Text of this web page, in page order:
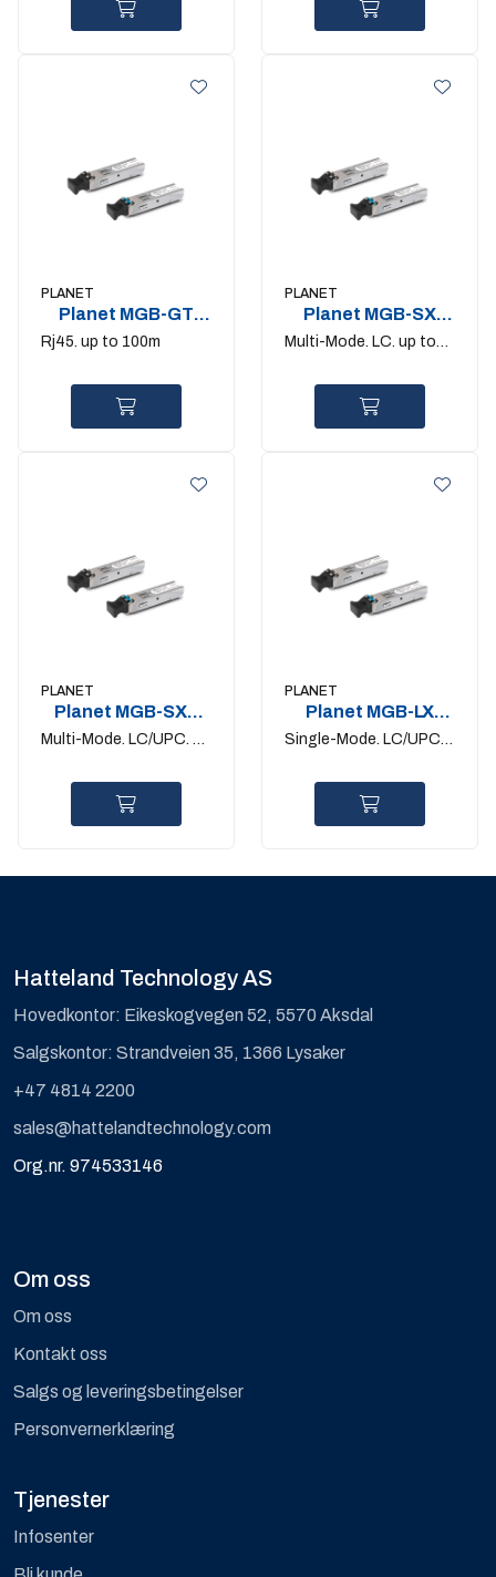
PLANET
Planet MGB-GT
1Gigabit SFP
Rj45. up to 100m
PLANET
Planet MGB-SX
1Gigabit SFP
Multi-Mode. LC. up to
PLANET
Planet MGB-SX2
1Gigabit SFP
Multi-Mode. LC/UPC. up
PLANET
Planet MGB-LX
1Gigabit SFP
Single-Mode. LC/UPC.
Hatteland Technology AS
Hovedkontor: Eikeskogvegen 52, 5570 Aksdal
Salgskontor: Strandveien 35, 1366 Lysaker
+47 4814 2200
sales@hattelandtechnology.com
Org.nr. 974533146
Om oss
Om oss
Kontakt oss
Salgs og leveringsbetingelser
Personvernerklæring
Tjenester
Infosenter